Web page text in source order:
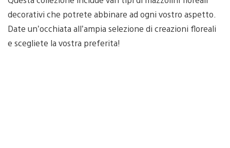
decorativi che potrete abbinare ad ogni vostro aspetto.
Date un’occhiata all’ampia selezione di creazioni floreali
e scegliete la vostra preferita!